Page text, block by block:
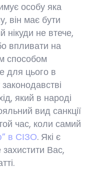
особу яка
він має бути
не втече,
впливати на
способом
для цього в
який в народі
вид санкції
час, коли самий
в СІЗО. Які є
захистити Вас,